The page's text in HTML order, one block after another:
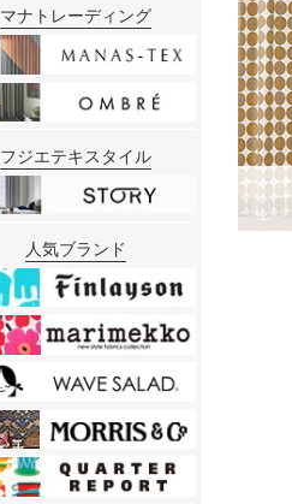
マナトレーディング
フジエテキスタイル
人気ブランド